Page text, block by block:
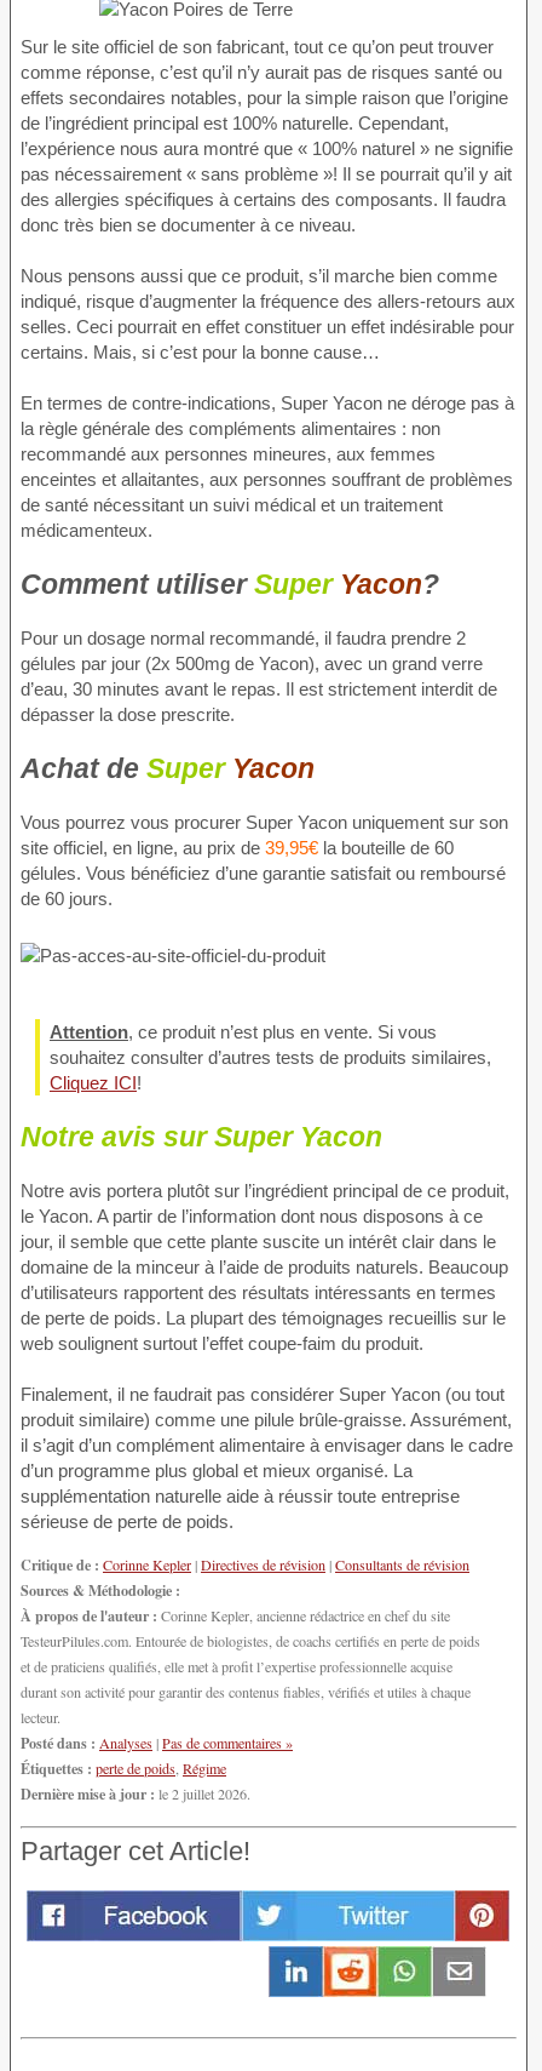
Sur le site officiel de son fabricant, tout ce qu’on peut trouver
comme réponse, c’est qu’il n’y aurait pas de risques santé ou
effets secondaires notables, pour la simple raison que l’origine
de l’ingrédient principal est 100% naturelle. Cependant,
l’expérience nous aura montré que « 100% naturel » ne signifie
pas nécessairement « sans problème »! Il se pourrait qu’il y ait
des allergies spécifiques à certains des composants. Il faudra
donc très bien se documenter à ce niveau.
Nous pensons aussi que ce produit, s’il marche bien comme
indiqué, risque d’augmenter la fréquence des allers-retours aux
selles. Ceci pourrait en effet constituer un effet indésirable pour
certains. Mais, si c’est pour la bonne cause…
En termes de contre-indications, Super Yacon ne déroge pas à
la règle générale des compléments alimentaires : non
recommandé aux personnes mineures, aux femmes
enceintes et allaitantes, aux personnes souffrant de problèmes
de santé nécessitant un suivi médical et un traitement
médicamenteux.
Comment utiliserSuper Yacon?
Pour un dosage normal recommandé, il faudra prendre 2
gélules par jour (2x 500mg de Yacon), avec un grand verre
d’eau, 30 minutes avant le repas. Il est strictement interdit de
dépasser la dose prescrite.
Achat de Super Yacon
Vous pourrez vous procurer Super Yacon uniquement sur son
site officiel, en ligne, au prix de 39,95€ la bouteille de 60
gélules. Vous bénéficiez d’une garantie satisfait ou remboursé
de 60 jours.
Attention, ce produit n’est plus en vente. Si vous
souhaitez consulter d’autres tests de produits similaires,
Cliquez ICI!
Notre avis sur Super Yacon
Notre avis portera plutôt sur l’ingrédient principal de ce produit,
le Yacon. A partir de l’information dont nous disposons à ce
jour, il semble que cette plante suscite un intérêt clair dans le
domaine de la minceur à l’aide de produits naturels. Beaucoup
d’utilisateurs rapportent des résultats intéressants en termes
de perte de poids. La plupart des témoignages recueillis sur le
web soulignent surtout l’effet coupe-faim du produit.
Finalement, il ne faudrait pas considérer Super Yacon (ou tout
produit similaire) comme une pilule brûle-graisse. Assurément,
il s’agit d’un complément alimentaire à envisager dans le cadre
d’un programme plus global et mieux organisé. La
supplémentation naturelle aide à réussir toute entreprise
sérieuse de perte de poids.
Critique de : Corinne Kepler|Directives de révision|Consultants de révision
Sources & Méthodologie :
À propos de l'auteur : Corinne Kepler, ancienne rédactrice en chef du site
TesteurPilules.com. Entourée de biologistes, de coachs certifiés en perte de poids
et de praticiens qualifiés, elle met à profit l’expertise professionnelle acquise
durant son activité pour garantir des contenus fiables, vérifiés et utiles à chaque
lecteur.
Posté dans : Analyses|Pas de commentaires »
Étiquettes : perte de poids Régime
Dernière mise à jour : le 2 juillet 2026.
Partager cet Article!